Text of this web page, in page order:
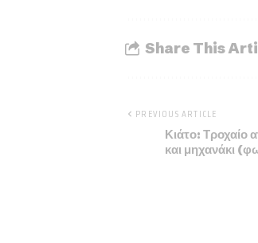
Share This
PREVIOUS ARTICLE
Κιάτο: Τροχαίο
και μηχανάκι